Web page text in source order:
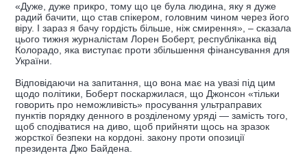
«Дуже, дуже прикро, тому що це була людина, яку я дуже
радий бачити, що став спікером, головним чином через його
віру. І зараз я бачу гордість більше, ніж смирення», – сказала
цього тижня журналістам Лорен Боберт, республіканка від
Колорадо, яка виступає проти збільшення фінансування для
України.
Відповідаючи на запитання, що вона має на увазі під цим
щодо політики, Боберт поскаржилася, що Джонсон «тільки
говорить про неможливість» просування ультраправих
пунктів порядку денного в розділеному уряді — замість того,
щоб сподіватися на диво, щоб прийняти щось на зразок
жорсткої безпеки на кордоні. закону проти опозиції
президента Джо Байдена.